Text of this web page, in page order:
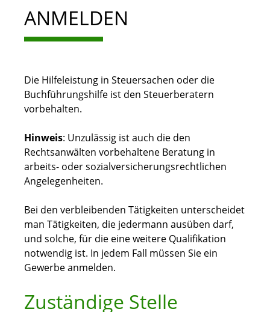
ANMELDEN
Die Hilfeleistung in Steuersachen oder die
Buchführungshilfe ist den Steuerberatern
vorbehalten.
Hinweis: Unzulässig ist auch die den
Rechtsanwälten vorbehaltene Beratung in
arbeits- oder sozialversicherungsrechtlichen
Angelegenheiten.
Bei den verbleibenden Tätigkeiten unterscheidet
man Tätigkeiten, die jedermann ausüben darf,
und solche, für die eine weitere Qualifikation
notwendig ist. In jedem Fall müssen Sie ein
Gewerbe anmelden.
Zuständige Stelle